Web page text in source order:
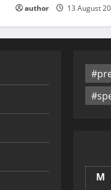
author 13 August
M